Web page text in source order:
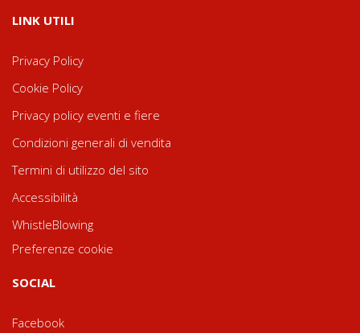
LINK UTILI
Privacy Policy
Cookie Policy
Privacy policy eventi e fiere
Condizioni generali di vendita
Termini di utilizzo del sito
Accessibilità
WhistleBlowing
Preferenze cookie
SOCIAL
Facebook